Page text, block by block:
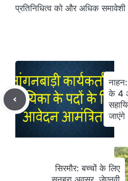
प्रतिनिधित्व को और अधिक समावेशी
के 4
जाएंगे
सिरमौर: बच्चों के लिए